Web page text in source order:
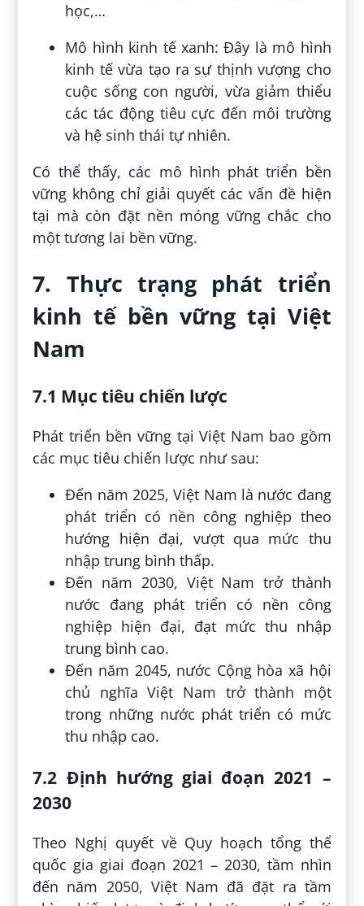
học,…
Mô hình kinh tế xanh: Đây là mô hình
kinh tế vừa tạo ra sự thịnh vượng cho
cuộc sống con người, vừa giảm thiểu
các tác động tiêu cực đến môi trường
và hệ sinh thái tự nhiên.
Có thể thấy, các mô hình phát triển bền
vững không chỉ giải quyết các vấn đề hiện
tại mà còn đặt nền móng vững chắc cho
một tương lai bền vững.
7. Thực trạng phát triển
kinh tế bền vững tại Việt
Nam
7.1 Mục tiêu chiến lược
Phát triển bền vững tại Việt Nam bao gồm
các mục tiêu chiến lược như sau:
Đến năm 2025, Việt Nam là nước đang
phát triển có nền công nghiệp theo
hướng hiện đại, vượt qua mức thu
nhập trung bình thấp.
Đến năm 2030, Việt Nam trở thành
nước đang phát triển có nền công
nghiệp hiện đại, đạt mức thu nhập
trung bình cao.
Đến năm 2045, nước Cộng hòa xã hội
chủ nghĩa Việt Nam trở thành một
trong những nước phát triển có mức
thu nhập cao.
7.2 Định hướng giai đoạn 2021 –
2030
Theo Nghị quyết về Quy hoạch tổng thể
quốc gia giai đoạn 2021 – 2030, tầm nhìn
đến năm 2050, Việt Nam đã đặt ra tầm